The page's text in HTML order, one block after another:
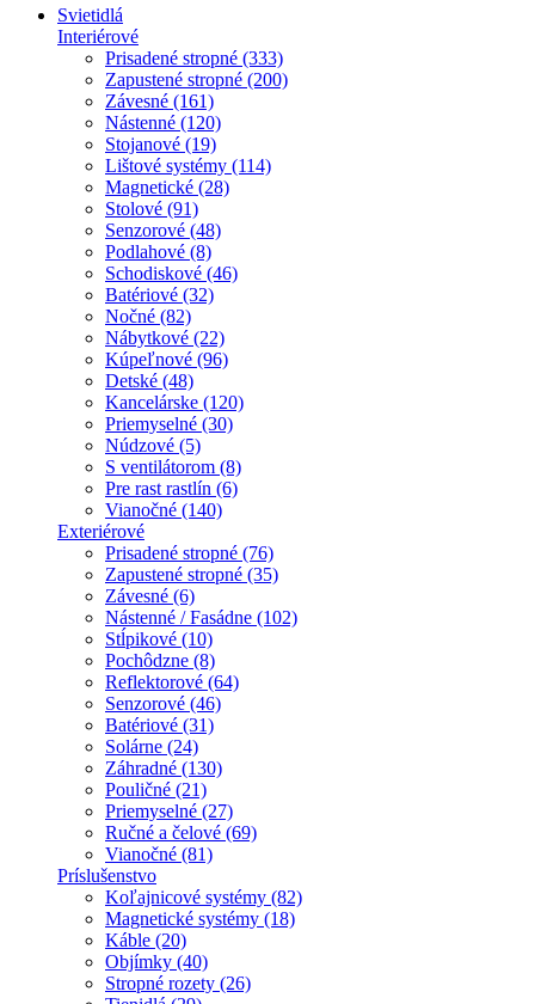
Svietidlá
Interiérové
Prisadené stropné (333)
Zapustené stropné (200)
Závesné (161)
Nástenné (120)
Stojanové (19)
Lištové systémy (114)
Magnetické (28)
Stolové (91)
Senzorové (48)
Podlahové (8)
Schodiskové (46)
Batériové (32)
Nočné (82)
Nábytkové (22)
Kúpeľnové (96)
Detské (48)
Kancelárske (120)
Priemyselné (30)
Núdzové (5)
S ventilátorom (8)
Pre rast rastlín (6)
Vianočné (140)
Exteriérové
Prisadené stropné (76)
Zapustené stropné (35)
Závesné (6)
Nástenné / Fasádne (102)
Stĺpikové (10)
Pochôdzne (8)
Reflektorové (64)
Senzorové (46)
Batériové (31)
Solárne (24)
Záhradné (130)
Pouličné (21)
Priemyselné (27)
Ručné a čelové (69)
Vianočné (81)
Príslušenstvo
Koľajnicové systémy (82)
Magnetické systémy (18)
Káble (20)
Objímky (40)
Stropné rozety (26)